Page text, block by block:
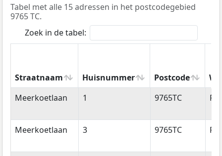
Tabel met alle 15 adressen in het postcodegebied
9765 TC.
Zoek in de tabel:
Straatnaam Huisnummer Postcode
Straatnaam
Huisnummer Postcode
Meerkoetlaan 1 9765TC
Meerkoetlaan 3 9765TC